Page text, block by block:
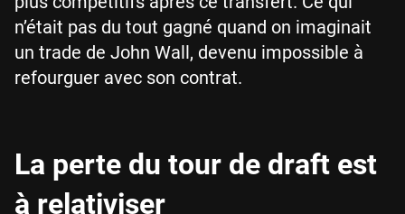
n’était pas du tout gagné quand on imaginait
un trade de John Wall, devenu impossible à
refourguer avec son contrat.
La perte du tour de draft est
à relativiser